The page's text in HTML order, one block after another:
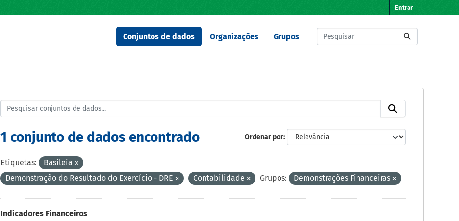
Entrar
Conjuntos de dados Organizações Grupos
Ordenar por
1 conjunto de dados encontrado
Etiquetas:
Basileia
Demonstração do Resultado do Exercício - DRE
Contabilidade Grupos: Demonstrações Financeiras
Indicadores Financeiros